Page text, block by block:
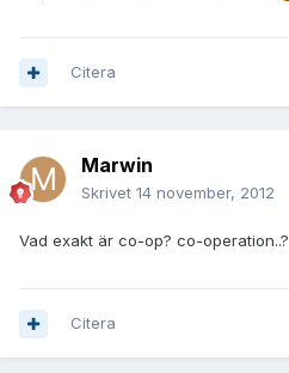
Citera
Marwin
Skrivet 14 november, 2012
Vad exakt är co-op? co-operation..?
Citera